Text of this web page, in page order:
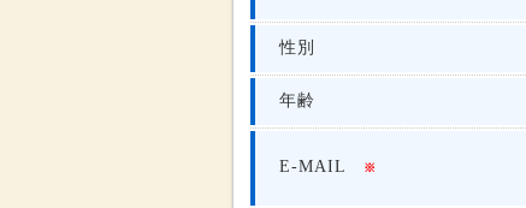
性別
年齢
E-MAIL ※